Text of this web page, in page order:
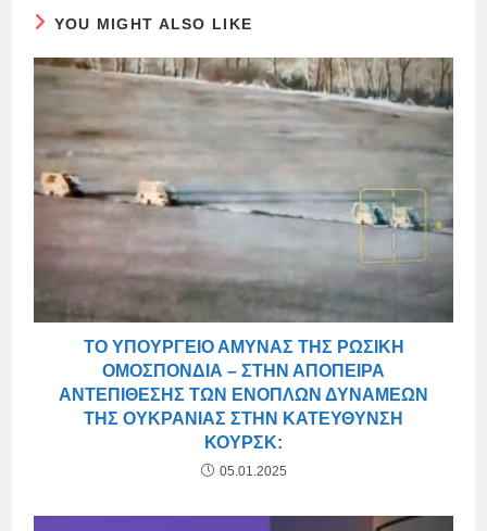
YOU MIGHT ALSO LIKE
ΤΟ ΥΠΟΥΡΓΕΊΟ ΆΜΥΝΑΣ ΤΗΣ ΡΩΣΙΚΉ
ΟΜΟΣΠΟΝΔΊΑ – ΣΤΗΝ ΑΠΌΠΕΙΡΑ
ΑΝΤΕΠΊΘΕΣΗΣ ΤΩΝ ΕΝΌΠΛΩΝ ΔΥΝΆΜΕΩΝ
ΤΗΣ ΟΥΚΡΑΝΊΑΣ ΣΤΗΝ ΚΑΤΕΎΘΥΝΣΗ
ΚΟΥΡΣΚ:
05.01.2025